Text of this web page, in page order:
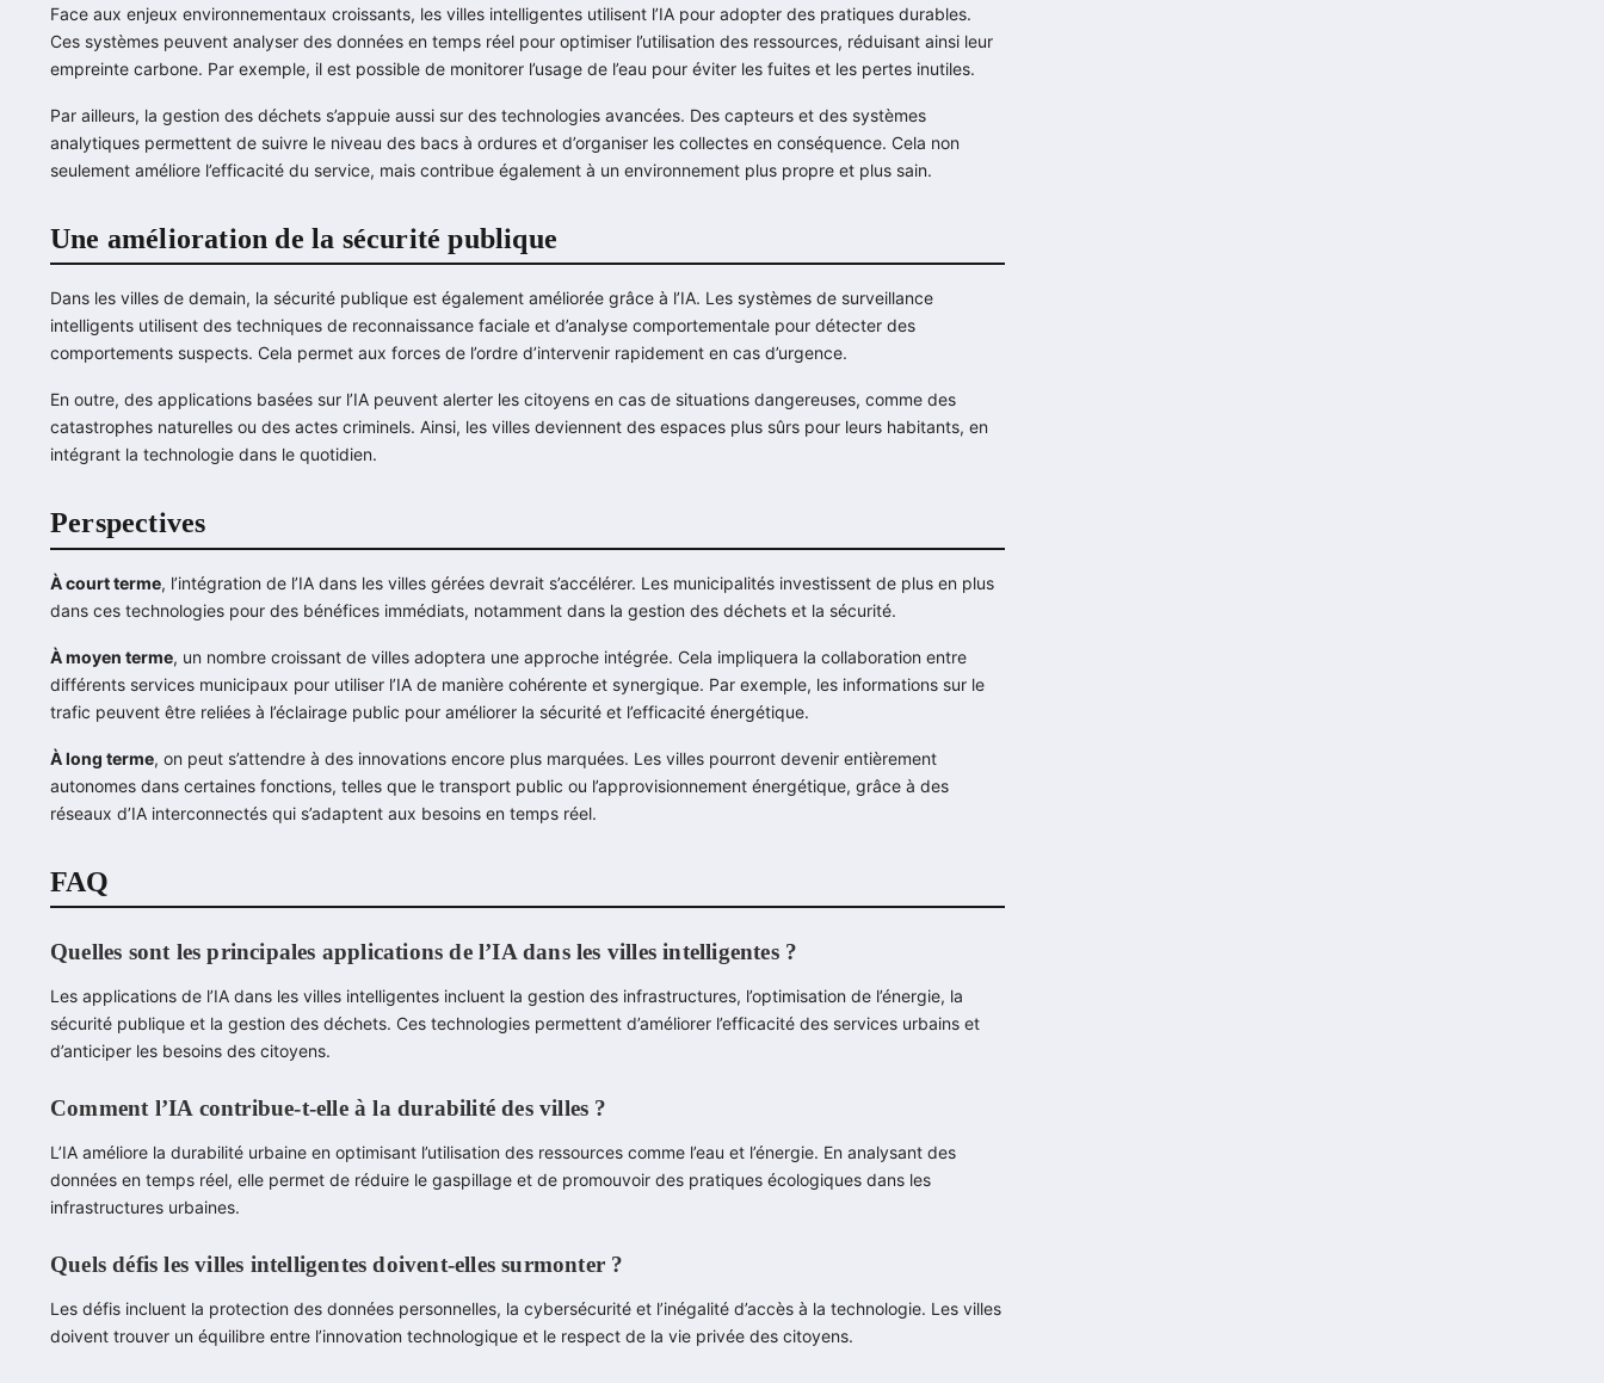
Face aux enjeux environnementaux croissants, les villes intelligentes utilisent l’IA pour adopter des pratiques durables.
Ces systèmes peuvent analyser des données en temps réel pour optimiser l’utilisation des ressources, réduisant ainsi leur
empreinte carbone. Par exemple, il est possible de monitorer l’usage de l’eau pour éviter les fuites et les pertes inutiles.
Par ailleurs, la gestion des déchets s’appuie aussi sur des technologies avancées. Des capteurs et des systèmes
analytiques permettent de suivre le niveau des bacs à ordures et d’organiser les collectes en conséquence. Cela non
seulement améliore l’efficacité du service, mais contribue également à un environnement plus propre et plus sain.
Une amélioration de la sécurité publique
Dans les villes de demain, la sécurité publique est également améliorée grâce à l’IA. Les systèmes de surveillance
intelligents utilisent des techniques de reconnaissance faciale et d’analyse comportementale pour détecter des
comportements suspects. Cela permet aux forces de l’ordre d’intervenir rapidement en cas d’urgence.
En outre, des applications basées sur l’IA peuvent alerter les citoyens en cas de situations dangereuses, comme des
catastrophes naturelles ou des actes criminels. Ainsi, les villes deviennent des espaces plus sûrs pour leurs habitants, en
intégrant la technologie dans le quotidien.
Perspectives
À court terme, l’intégration de l’IA dans les villes gérées devrait s’accélérer. Les municipalités investissent de plus en plus
dans ces technologies pour des bénéfices immédiats, notamment dans la gestion des déchets et la sécurité.
À moyen terme, un nombre croissant de villes adoptera une approche intégrée. Cela impliquera la collaboration entre
différents services municipaux pour utiliser l’IA de manière cohérente et synergique. Par exemple, les informations sur le
trafic peuvent être reliées à l’éclairage public pour améliorer la sécurité et l’efficacité énergétique.
À long terme, on peut s’attendre à des innovations encore plus marquées. Les villes pourront devenir entièrement
autonomes dans certaines fonctions, telles que le transport public ou l’approvisionnement énergétique, grâce à des
réseaux d’IA interconnectés qui s’adaptent aux besoins en temps réel.
FAQ
Quelles sont les principales applications de l’IA dans les villes intelligentes ?
Les applications de l’IA dans les villes intelligentes incluent la gestion des infrastructures, l’optimisation de l’énergie, la
sécurité publique et la gestion des déchets. Ces technologies permettent d’améliorer l’efficacité des services urbains et
d’anticiper les besoins des citoyens.
Comment l’IA contribue-t-elle à la durabilité des villes ?
L’IA améliore la durabilité urbaine en optimisant l’utilisation des ressources comme l’eau et l’énergie. En analysant des
données en temps réel, elle permet de réduire le gaspillage et de promouvoir des pratiques écologiques dans les
infrastructures urbaines.
Quels défis les villes intelligentes doivent-elles surmonter ?
Les défis incluent la protection des données personnelles, la cybersécurité et l’inégalité d’accès à la technologie. Les villes
doivent trouver un équilibre entre l’innovation technologique et le respect de la vie privée des citoyens.